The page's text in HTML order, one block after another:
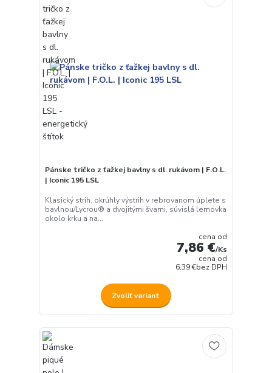
Pánske tričko z ťažkej bavlny s dl. rukávom | F.O.L.
| Iconic 195 LSL
Klasický strih, okrúhly výstrih v rebrovanom úplete s
bavlnou/Lycrou® a dvojitými švami, súvislá lemovka
okolo krku a na...
cena od
7,86 €/Ks
cena od
6,39 €bez DPH
Zvoliť variant